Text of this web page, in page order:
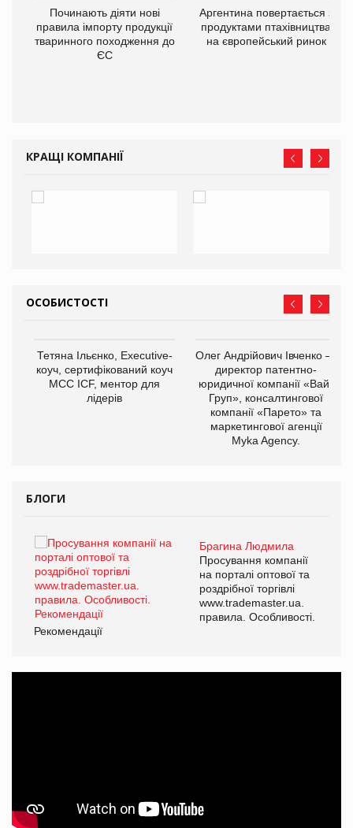
Починають діяти нові
правила імпорту продукції
тваринного походження до
ЄС
Аргентина повертається з
продуктами птахівництва
на європейський ринок
КРАЩІ КОМПАНІЇ
ОСОБИСТОСТІ
Тетяна Ільєнко, Executive-
коуч, сертифікований коуч
МСС ICF, ментор для
лідерів
Олег Андрійович Івченко —
директор патентно-
юридичної компанії «Вайз
Груп», консалтингової
компанії «Парето» та
маркетингової агенції
Myka Agency.
БЛОГИ
Брагина Людмила
Просування компанії
на порталі оптової та
роздрібної торгівлі
www.trademaster.ua.
правила. Особливості.
Рекомендації